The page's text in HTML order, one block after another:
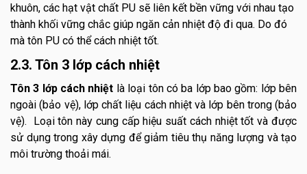
khuôn, các hạt vật chất PU sẽ liên kết bền vững với nhau tạo
thành khối vững chắc giúp ngăn cản nhiệt độ đi qua. Do đó
mà tôn PU có thể cách nhiệt tốt.
2.3. Tôn 3 lớp cách nhiệt
Tôn 3 lớp cách nhiệt là loại tôn có ba lớp bao gồm: lớp bên
ngoài (bảo vệ), lớp chất liệu cách nhiệt và lớp bên trong (bảo
vệ). Loại tôn này cung cấp hiệu suất cách nhiệt tốt và được
sử dụng trong xây dựng để giảm tiêu thụ năng lượng và tạo
môi trường thoải mái.